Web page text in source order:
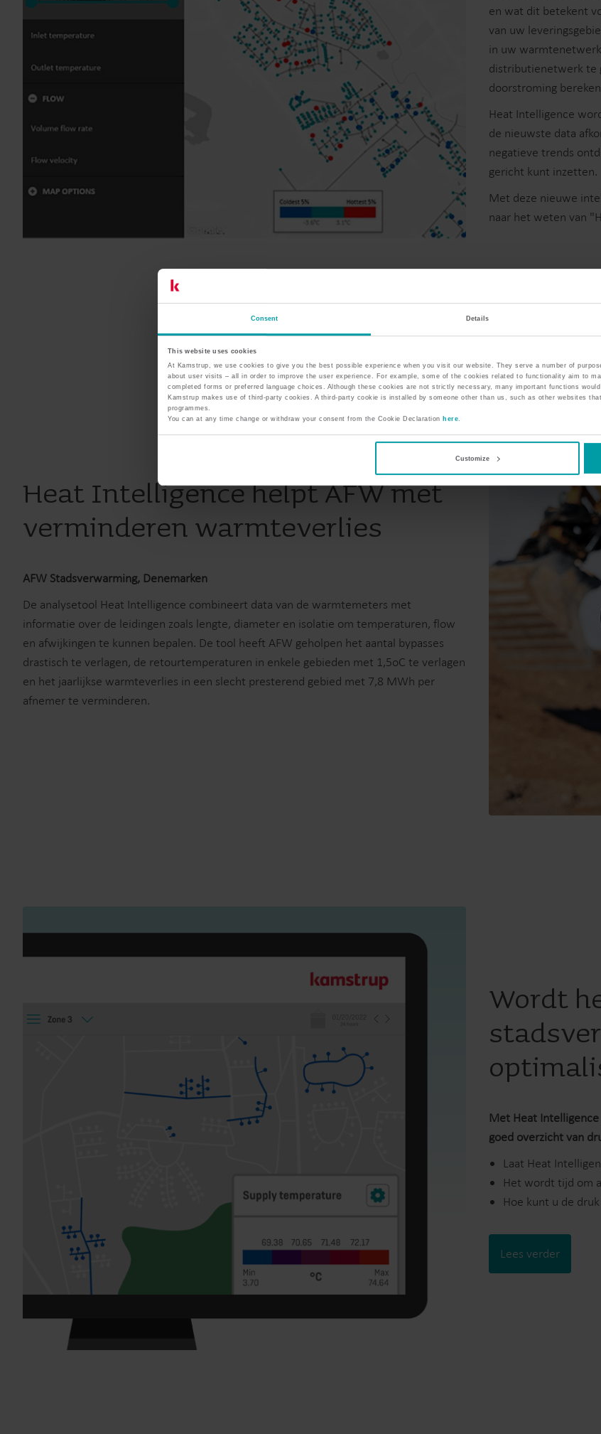
Consent Details
This website uses cookies
At Kamstrup, we use cookies to give you the best possible experience when you visit our website. They serve a number of
about user visits – all in order to improve the user experience. For example, some of the cookies related to functionality aim to
completed forms or preferred language choices. Although these cookies are not strictly necessary, many important functions
Kamstrup makes use of third-party cookies. A third-party cookie is installed by someone other than us, such as other websites
programmes.
You can at any time change or withdraw your consent from the Cookie Declaration here.
Customize
en wat dit betekent
van uw
in uw
distributienetwerk te
doorstroming
Heat Intelligence
de nieuwste data
negatieve trends
gericht kunt inzetten.
Met deze nieuwe
naar het weten van
Heat Intelligence helpt AFW met
verminderen warmteverlies
AFW Stadsverwarming, Denemarken
De analysetool Heat Intelligence combineert data van de warmtemeters met
informatie over de leidingen zoals lengte, diameter en isolatie om temperaturen, flow
en afwijkingen te kunnen bepalen. De tool heeft AFW geholpen het aantal bypasses
drastisch te verlagen, de retourtemperaturen in enkele gebieden met 1,5oC te verlagen
en het jaarlijkse warmteverlies in een slecht presterend gebied met 7,8 MWh per
afnemer te verminderen.
Wordt
Met Heat
goed overzicht van
Laat Heat
Het wordt tijd om
Hoe kunt u de
Lees verder